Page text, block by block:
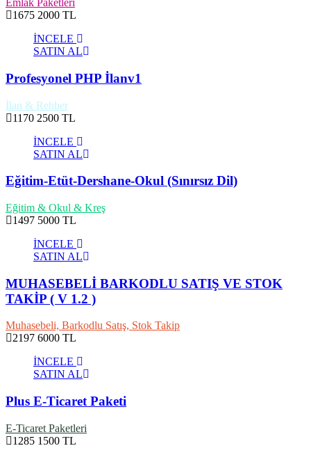
Emlak Paketleri
1675 2000 TL
İNCELE
SATIN AL
Profesyonel PHP İlanv1
İlan & Rehber
1170 2500 TL
İNCELE
SATIN AL
Eğitim-Etüt-Dershane-Okul (Sınırsız Dil)
Eğitim & Okul & Kreş
1497 5000 TL
İNCELE
SATIN AL
MUHASEBELİ BARKODLU SATIŞ VE STOK
TAKİP ( V 1.2 )
Muhasebeli, Barkodlu Satış, Stok Takip
2197 6000 TL
İNCELE
SATIN AL
Plus E-Ticaret Paketi
E-Ticaret Paketleri
1285 1500 TL